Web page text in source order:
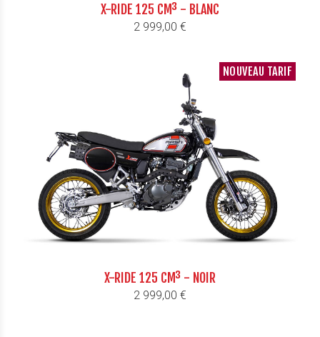
X-RIDE 125 CM³ - BLANC
Prix
2 999,00 €
NOUVEAU TARIF
X-RIDE 125 CM³ - NOIR
Prix
2 999,00 €